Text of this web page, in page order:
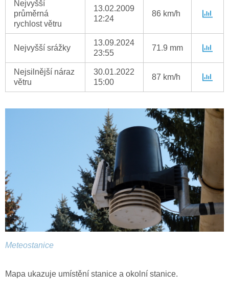
Nejvyšší
průměrná
rychlost větru
13.02.2009
12:24
86 km/h
Nejvyšší srážky
13.09.2024
23:55
71.9 mm
Nejsilnější náraz
větru
30.01.2022
15:00
87 km/h
Meteostanice
Mapa ukazuje umístění stanice a okolní stanice.